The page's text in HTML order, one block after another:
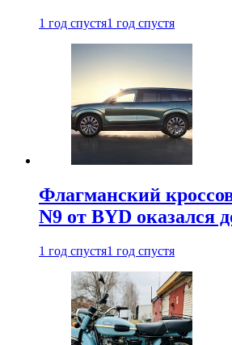
1 год спустя1 год спустя
Флагманский
N9 от BYD оказался
1 год спустя1 год спустя